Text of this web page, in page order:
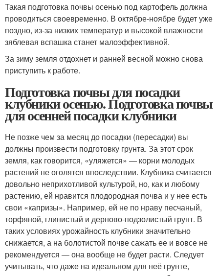
Такая подготовка почвы осенью под картофель должна
проводиться своевременно. В октябре-ноябре будет уже
поздно, из-за низких температур и высокой влажности
зяблевая вспашка станет малоэффективной.
За зиму земля отдохнет и ранней весной можно снова
приступить к работе.
Подготовка почвы для посадки
клубники осенью. Подготовка почвы
для осенней посадки клубники
Не позже чем за месяц до посадки (пересадки) вы
должны произвести подготовку грунта. За этот срок
земля, как говорится, «уляжется» — корни молодых
растений не оголятся впоследствии. Клубника считается
довольно неприхотливой культурой, но, как и любому
растению, ей нравится плодородная почва и у нее есть
свои «капризы». Например, ей не по нраву песчаный,
торфяной, глинистый и дерново-подзолистый грунт. В
таких условиях урожайность клубники значительно
снижается, а на болотистой почве сажать ее и вовсе не
рекомендуется — она вообще не будет расти. Следует
учитывать, что даже на идеальном для неё грунте,